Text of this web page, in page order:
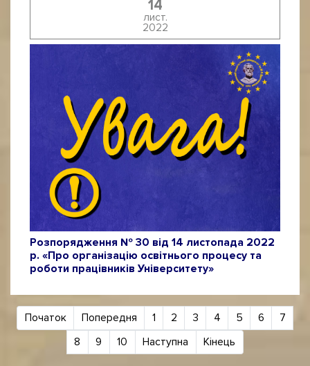
14
лист.
2022
Розпорядження № 30 від 14 листопада 2022
р. «Про організацію освітнього процесу та
роботи працівників Університету»
Початок Попередня 1 2 3 4 5 6
7
8
9 10 Наступна Кінець